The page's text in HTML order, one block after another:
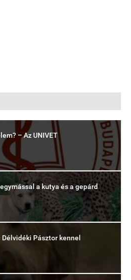
– Az UNIVET
a kutya és a gepárd
Pásztor kennel